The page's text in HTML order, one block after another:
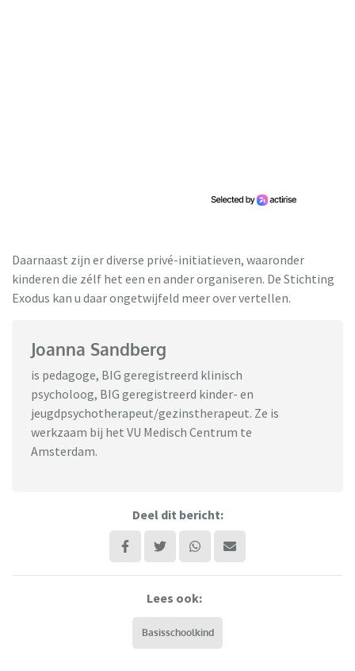
Daarnaast zijn er diverse privé-initiatieven, waaronder
kinderen die zélf het een en ander organiseren. De Stichting
Exodus kan u daar ongetwijfeld meer over vertellen.
Joanna Sandberg
is pedagoge, BIG geregistreerd klinisch
psycholoog, BIG geregistreerd kinder- en
jeugdpsychotherapeut/gezinstherapeut. Ze is
werkzaam bij het VU Medisch Centrum te
Amsterdam.
Deel dit bericht:
Lees ook:
Basisschoolkind